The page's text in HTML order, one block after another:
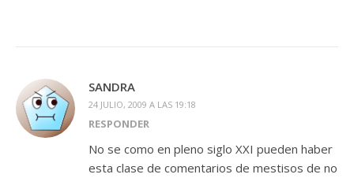
SANDRA
24 JULIO, 2009 A LAS 19:18
RESPONDER
No se como en pleno siglo XXI pueden haber
esta clase de comentarios de mestisos de no